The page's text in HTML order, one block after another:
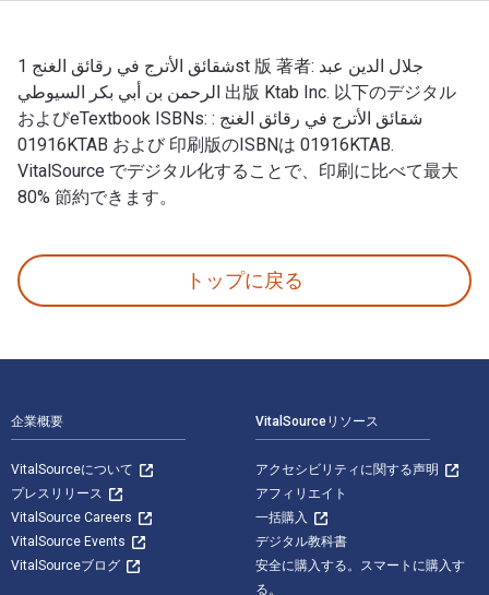
شقائق الأترج في رقائق الغنج 1st 版 著者: جلال الدين عبد
الرحمن بن أبي بكر السيوطي 出版 Ktab Inc. 以下のデジタル
およびeTextbook ISBNs: شقائق الأترج في رقائق الغنج :
01916KTAB および 印刷版のISBNは 01916KTAB.
VitalSource でデジタル化することで、印刷に比べて最大
80% 節約できます。
トップに戻る
企業概要
VitalSourceについて
プレスリリース
VitalSource Careers
VitalSource Events
VitalSourceブログ
VitalSourceリソース
アクセシビリティに関する声明
アフィリエイト
一括購入
デジタル教科書
安全に購入する。スマートに購入す
る。